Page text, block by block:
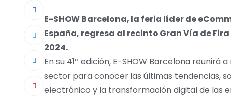
E-SHOW Barcelona, la feria líder de
España, regresa al recinto Gran Vía de
2024.
En su 41ª edición, E-SHOW Barcelona reunirá
sector para conocer las últimas tendencias,
electrónico y la transformación digital de las